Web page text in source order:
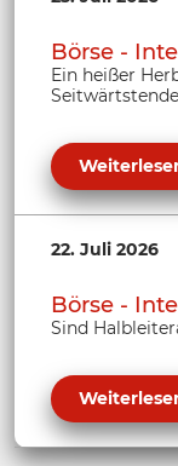
Börse -
Ein heißer
22. Juli 2026
Börse -
Sind